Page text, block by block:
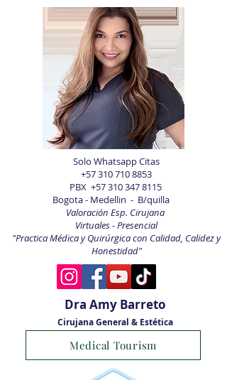
Solo Whatsapp Citas
+57 310 710 8853
PBX +57 310 347 8115
Bogota - Medellin - B/quilla
Valoración Esp. Cirujana
Virtuales - Presencial
"Practica Médica y Quirúrgica con Calidad, Calidez y
Honestidad"
Dra Amy Barreto
Cirujana General & Estética
Medical Tourism